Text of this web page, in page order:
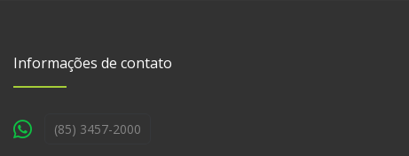
Informações de contato
(85) 3457-2000